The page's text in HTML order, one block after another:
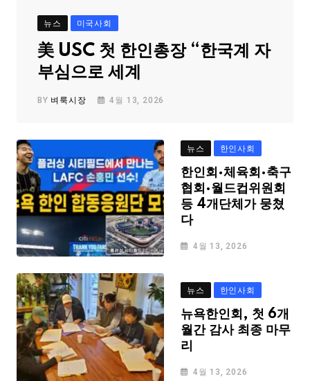
뉴스 미국사회
美 USC 첫 한인총장 “한국계 자
부심으로 세계
BY 벼룩시장 4월 13, 2026
뉴스 한인사회
한인회·체육회·축구
협회·월드컵위원회
등 4개단체가 뭉쳤
다
4월 13, 2026
뉴스 한인사회
뉴욕한인회, 첫 6개
월간 감사 최종 마무
리
4월 13, 2026